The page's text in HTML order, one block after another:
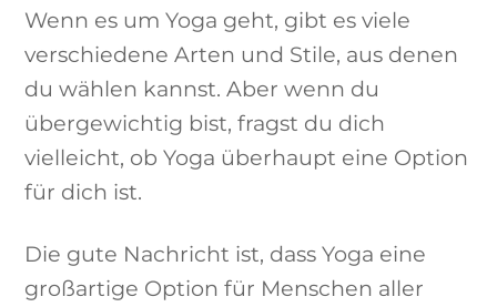
Wenn es um Yoga geht, gibt es viele
verschiedene Arten und Stile, aus denen
du wählen kannst. Aber wenn du
übergewichtig bist, fragst du dich
vielleicht, ob Yoga überhaupt eine Option
für dich ist.
Die gute Nachricht ist, dass Yoga eine
großartige Option für Menschen aller